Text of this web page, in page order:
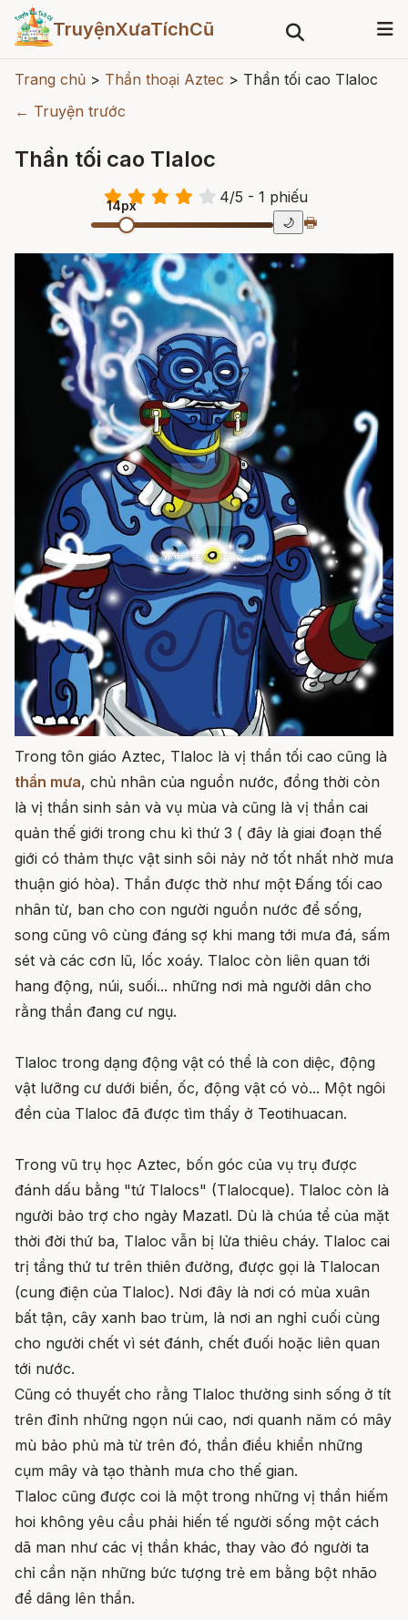
TruyệnXưaTíchCũ
Trang chủ > Thần thoại Aztec > Thần tối cao Tlaloc
← Truyện trước
Thần tối cao Tlaloc
4/5 - 1 phiếu
14px
🌙 🖶
Trong tôn giáo Aztec, Tlaloc là vị thần tối cao cũng là
thần mưa, chủ nhân của nguồn nước, đồng thời còn
là vị thần sinh sản và vụ mùa và cũng là vị thần cai
quản thế giới trong chu kì thứ 3 ( đây là giai đoạn thế
giới có thảm thực vật sinh sôi nảy nở tốt nhất nhờ mưa
thuận gió hòa). Thần được thờ như một Đấng tối cao
nhân từ, ban cho con người nguồn nước để sống,
song cũng vô cùng đáng sợ khi mang tới mưa đá, sấm
sét và các cơn lũ, lốc xoáy. Tlaloc còn liên quan tới
hang động, núi, suối... những nơi mà người dân cho
rằng thần đang cư ngụ.
Tlaloc trong dạng động vật có thể là con diệc, động
vật lưỡng cư dưới biển, ốc, động vật có vỏ... Một ngôi
đền của Tlaloc đã được tìm thấy ở Teotihuacan.
Trong vũ trụ học Aztec, bốn góc của vụ trụ được
đánh dấu bằng "tứ Tlalocs" (Tlalocque). Tlaloc còn là
người bảo trợ cho ngày Mazatl. Dù là chúa tể của mặt
thời đời thứ ba, Tlaloc vẫn bị lửa thiêu cháy. Tlaloc cai
trị tầng thứ tư trên thiên đường, được gọi là Tlalocan
(cung điện của Tlaloc). Nơi đây là nơi có mùa xuân
bất tận, cây xanh bao trùm, là nơi an nghỉ cuối cùng
cho người chết vì sét đánh, chết đuối hoặc liên quan
tới nước.
Cũng có thuyết cho rằng Tlaloc thường sinh sống ở tít
trên đỉnh những ngọn núi cao, nơi quanh năm có mây
mù bảo phủ mà từ trên đó, thần điều khiển những
cụm mây và tạo thành mưa cho thế gian.
Tlaloc cũng được coi là một trong những vị thần hiếm
hoi không yêu cầu phải hiến tế người sống một cách
dã man như các vị thần khác, thay vào đó người ta
chỉ cần nặn những bức tượng trẻ em bằng bột nhão
để dâng lên thần.